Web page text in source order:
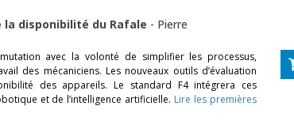
la disponibilité du Rafale - Pierre
avec la volonté de simplifier les processus,
des mécaniciens. Les nouveaux outils d’évaluation
des appareils. Le standard F4 intégrera ces
et de l’intelligence artificielle. Lire les premières